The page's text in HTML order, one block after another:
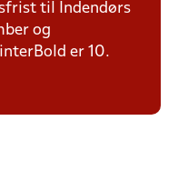
til Indendørs
og
er 10.